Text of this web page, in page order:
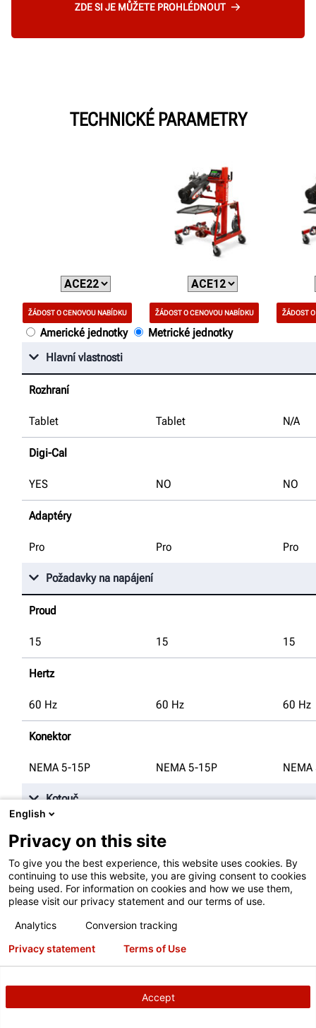
ZDE SI JE MŮŽETE PROHLÉDNOUT
TECHNICKÉ PARAMETRY
ŽÁDOST O CENOVOU NABÍDKU ŽÁDOST O CENOVOU NABÍDKU ŽÁDOST
Americké jednotky
Metrické jednotky
Hlavní vlastnosti
Rozhraní
Tablet Tablet N/A
Digi-Cal
YES NO NO
Adaptéry
Pro Pro Pro
Požadavky na napájení
Proud
15 15 15
Hertz
60 Hz 60 Hz 60 Hz
Konektor
NEMA 5-15P NEMA 5-15P
Kotouč
Max. průměr
444.5 mm palců 444.5 mm palců 444.5
Max. tloušťka
69.85 69.85
Max. třecí plocha
93.73 mm 93.73 mm 93.73
English
Privacy on this site
To give you the best experience, this website uses cookies. By
continuing to use this website, you are giving consent to cookies
being used. For information on cookies and how we use them,
please visit our privacy statement and our terms of use.
Analytics
Conversion tracking
Accept
Privacy statement Terms of Use